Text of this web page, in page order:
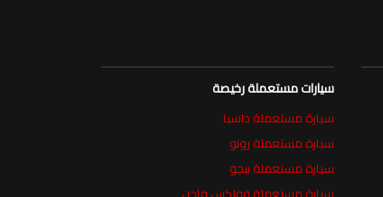
سيارات مستعملة رخيصة
سيارة مستعملة داسيا
سيارة مستعملة رونو
سيارة مستعملة بيجو